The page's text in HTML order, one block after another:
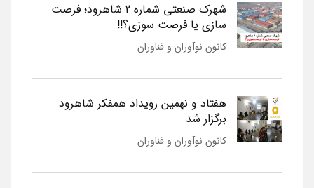
شهرک صنعتی شماره 2 شاهرود؛ فرصت
سازی یا فرصت سوزی؟!!
کانون نوآوران و فناوران
هفتاد و نهمین رویداد همفکر شاهرود
برگزار شد
کانون نوآوران و فناوران